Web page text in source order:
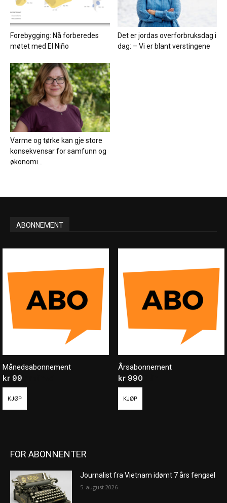
Forebygging: Nå forberedes
møtet med El Niño
Det er jordas overforbruksdag i
dag: – Vi er blant verstingene
Varme og tørke kan gje store
konsekvensar for samfunn og
økonomi...
ABONNEMENT
Månedsabonnement
kr 99
KJØP
Årsabonnement
kr990
KJØP
FOR ABONNENTER
Journalist fra Vietnam idømt 7 års fengsel
5. august 2026